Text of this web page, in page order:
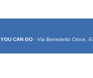
YOU CAN GO - Via Benedetto Croce,